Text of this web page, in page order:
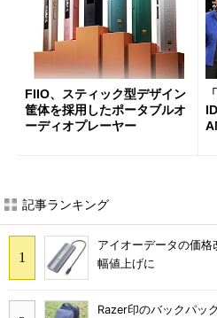
FIIO、スティック型デザイン
筐体を採用したポータブルオ
ーディオプレーヤー
記事ランキング
アイオーデータの価
幅値上げに
Razer印のバックパッ